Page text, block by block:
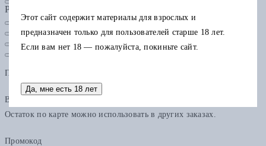
Рубрики
Подарочная карта
В одном заказе можно применить только одну подарочную карту.
Остаток по карте можно использовать в других заказах.
Промокод
Этот сайт содержит материалы для взрослых и
предназначен только для пользователей старше 18 лет.
Если вам нет 18 — пожалуйста, покиньте сайт.
Да, мне есть 18 лет